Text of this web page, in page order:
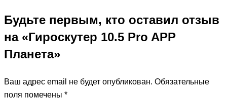
Будьте первым, кто оставил отзыв
на «Гироскутер 10.5 Pro APP
Планета»
Ваш адрес email не будет опубликован. Обязательные
поля помечены *